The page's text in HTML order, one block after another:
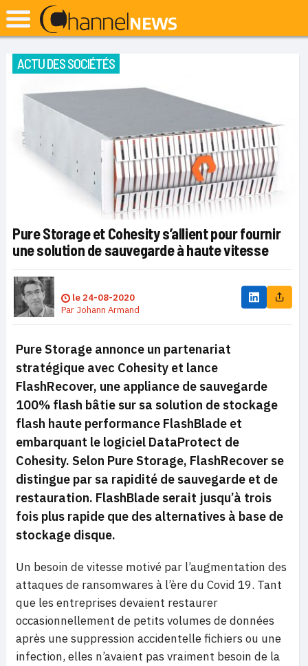
ACTU DES SOCIÉTÉS
Pure Storage et Cohesity s’allient pour fournir
une solution de sauvegarde à haute vitesse
le 24-08-2020
Par Johann Armand
Pure Storage annonce un partenariat
stratégique avec Cohesity et lance
FlashRecover, une appliance de sauvegarde
100% flash bâtie sur sa solution de stockage
flash haute performance FlashBlade et
embarquant le logiciel DataProtect de
Cohesity. Selon Pure Storage, FlashRecover se
distingue par sa rapidité de sauvegarde et de
restauration. FlashBlade serait jusqu’à trois
fois plus rapide que des alternatives à base de
stockage disque.
Un besoin de vitesse motivé par l’augmentation des
attaques de ransomwares à l’ère du Covid 19. Tant
que les entreprises devaient restaurer
occasionnellement de petits volumes de données
après une suppression accidentelle fichiers ou une
infection, elles n’avaient pas vraiment besoin de la